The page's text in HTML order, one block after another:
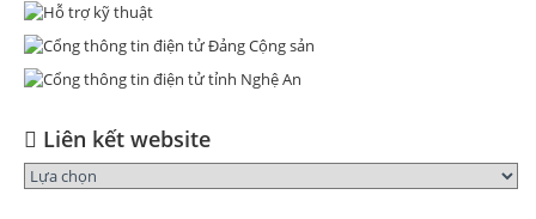
Liên kết website